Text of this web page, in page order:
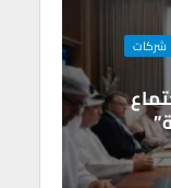
شركات